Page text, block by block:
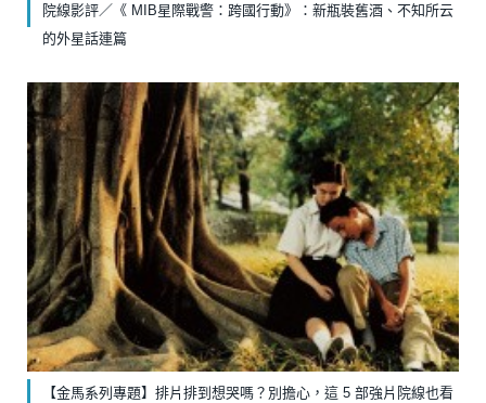
院線影評／《 MIB星際戰警：跨國行動》：新瓶裝舊酒、不知所云
的外星話連篇
【金馬系列專題】排片排到想哭嗎？別擔心，這 5 部強片院線也看